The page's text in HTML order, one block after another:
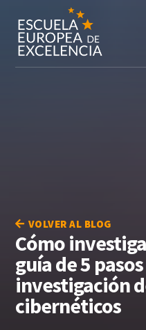
VOLVER AL BLOG
Cómo
guía de 5
investigación
cibernéticos